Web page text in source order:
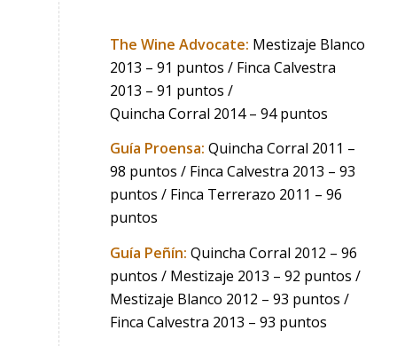
The Wine Advocate: Mestizaje Blanco
2013 – 91 puntos / Finca Calvestra
2013 – 91 puntos /
Quincha Corral 2014 – 94 puntos
Guía Proensa: Quincha Corral 2011 –
98 puntos / Finca Calvestra 2013 – 93
puntos / Finca Terrerazo 2011 – 96
puntos
Guía Peñín: Quincha Corral 2012 – 96
puntos / Mestizaje 2013 – 92 puntos /
Mestizaje Blanco 2012 – 93 puntos /
Finca Calvestra 2013 – 93 puntos